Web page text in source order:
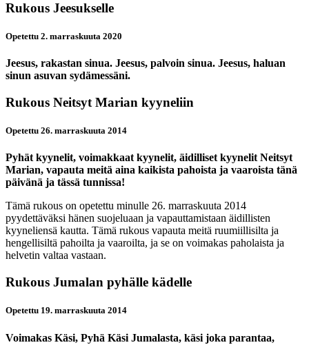
Rukous Jeesukselle
Opetettu 2. marraskuuta 2020
Jeesus, rakastan sinua. Jeesus, palvoin sinua. Jeesus, haluan
sinun asuvan sydämessäni.
Rukous Neitsyt Marian kyyneliin
Opetettu 26. marraskuuta 2014
Pyhät kyynelit, voimakkaat kyynelit, äidilliset kyynelit Neitsyt
Marian, vapauta meitä aina kaikista pahoista ja vaaroista tänä
päivänä ja tässä tunnissa!
Tämä rukous on opetettu minulle 26. marraskuuta 2014
pyydettäväksi hänen suojeluaan ja vapauttamistaan äidillisten
kyyneliensä kautta. Tämä rukous vapauta meitä ruumiillisilta ja
hengellisiltä pahoilta ja vaaroilta, ja se on voimakas paholaista ja
helvetin valtaa vastaan.
Rukous Jumalan pyhälle kädelle
Opetettu 19. marraskuuta 2014
Voimakas Käsi, Pyhä Käsi Jumalasta, käsi joka parantaa,